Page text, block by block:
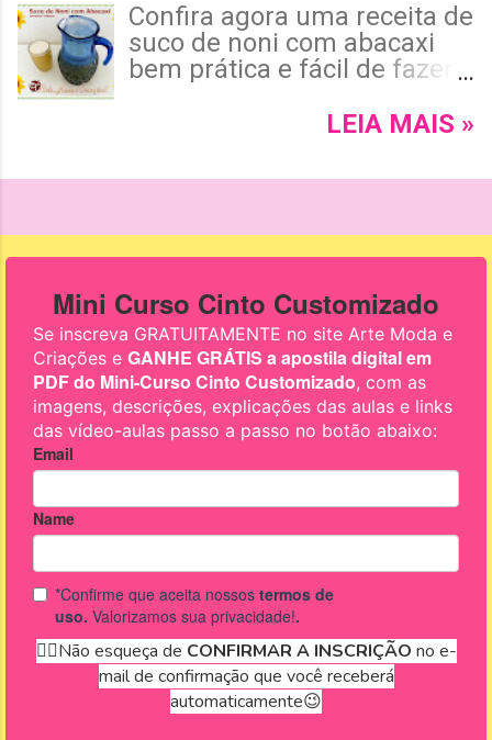
Confira agora uma receita de
suco de noni com abacaxi
bem prática e fácil de fazer
quando e saborear um suco
natural. Confira a receita e
minutos mostra como fazer
esse suco sem as sementes
LEIA MAIS »